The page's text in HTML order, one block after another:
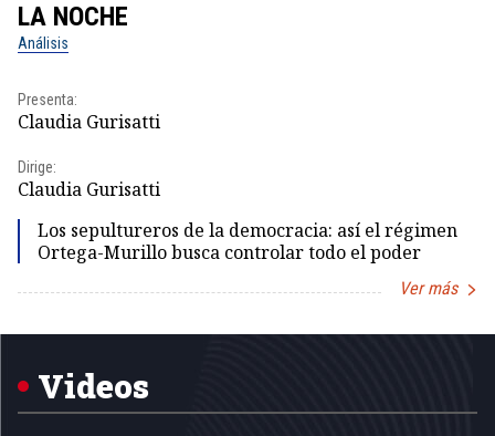
LA NOCHE
Análisis
Presenta:
Claudia Gurisatti
Dirige:
Claudia Gurisatti
Los sepultureros de la democracia: así el régimen
Ortega-Murillo busca controlar todo el poder
Ver más
1
Videos